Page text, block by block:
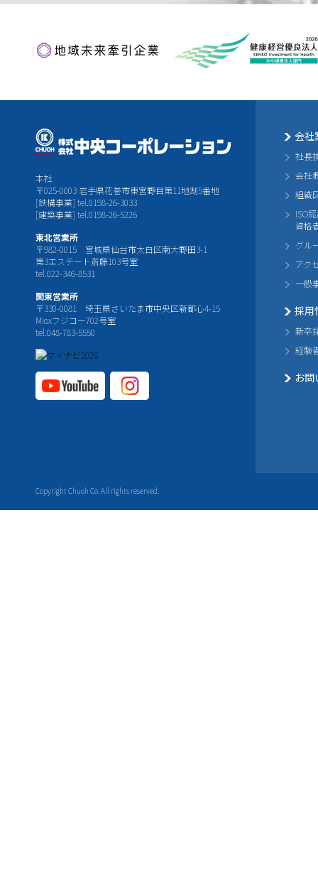
本社
〒025-0003 岩手県花巻市東宮野目第11地割5番地
[鉄構事業] tel.0198-26-3033
[建築事業] tel.0198-26-5226
東北営業所
〒982-0015 宮城県仙台市太白区南大野田3-1
第3エステート斎藤103号室
tel.022-346-8531
関東営業所
〒330-0081 埼玉県さいたま市中央区新都心4-15
Mioxフジコー702号室
tel.048-783-5550
Copyright Chuoh Co. All rights reserved.
会社
社長
会社
組織
ISO
資格
グル
アク
一般
採用
新卒
経験
お